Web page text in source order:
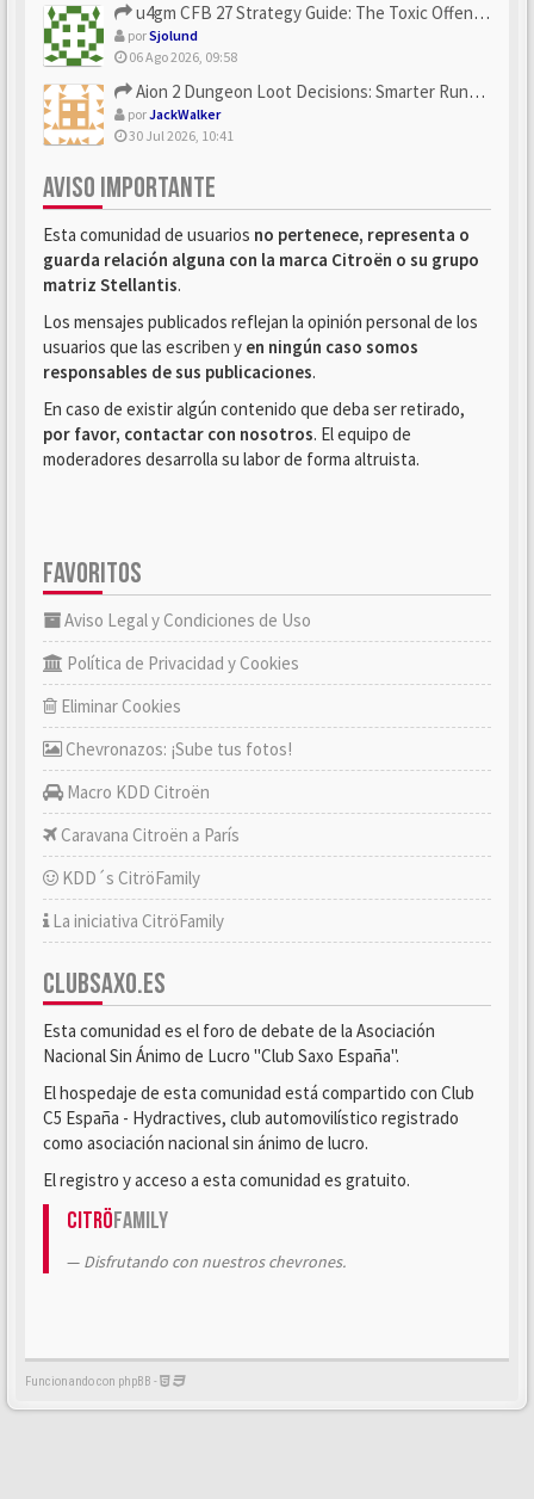
u4gm CFB 27 Strategy Guide: The Toxic Offensive Scheme Your ...
porSjolund
06 Ago 2026, 09:58
Aion 2 Dungeon Loot Decisions: Smarter Runs With U4N
porJackWalker
30 Jul 2026, 10:41
AVISO IMPORTANTE
Esta comunidad de usuarios no pertenece, representa o
guarda relación alguna con la marca Citroën o su grupo
matriz Stellantis.
Los mensajes publicados reflejan la opinión personal de los
usuarios que las escriben y en ningún caso somos
responsables de sus publicaciones.
En caso de existir algún contenido que deba ser retirado,
por favor, contactar con nosotros. El equipo de
moderadores desarrolla su labor de forma altruista.
FAVORITOS
Aviso Legal y Condiciones de Uso
Política de Privacidad y Cookies
Eliminar Cookies
Chevronazos: ¡Sube tus fotos!
Macro KDD Citroën
Caravana Citroën a París
KDD´s CitröFamily
La iniciativa CitröFamily
CLUBSAXO.ES
Esta comunidad es el foro de debate de la Asociación
Nacional Sin Ánimo de Lucro "Club Saxo España".
El hospedaje de esta comunidad está compartido con Club
C5 España - Hydractives, club automovilístico registrado
como asociación nacional sin ánimo de lucro.
El registro y acceso a esta comunidad es gratuito.
CitröFamily
Disfrutando con nuestros chevrones.
Funcionando con phpBB -